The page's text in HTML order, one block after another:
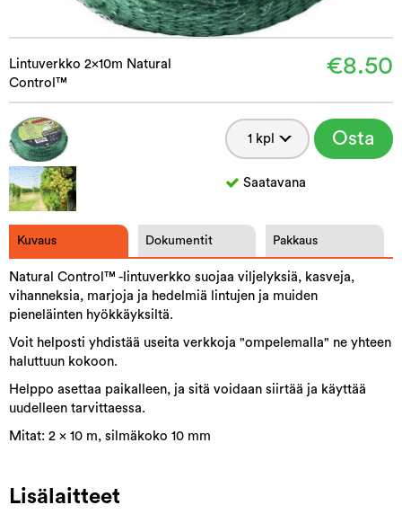
Lintuverkko 2x10m Natural
Control™
€8.50
Osta
Saatavana
Kuvaus Dokumentit Pakkaus
Natural Control™ -lintuverkko suojaa viljelyksiä, kasveja,
vihanneksia, marjoja ja hedelmiä lintujen ja muiden
pieneläinten hyökkäyksiltä.
Voit helposti yhdistää useita verkkoja "ompelemalla" ne yhteen
haluttuun kokoon.
Helppo asettaa paikalleen, ja sitä voidaan siirtää ja käyttää
uudelleen tarvittaessa.
Mitat: 2 x 10 m, silmäkoko 10 mm
Lisälaitteet